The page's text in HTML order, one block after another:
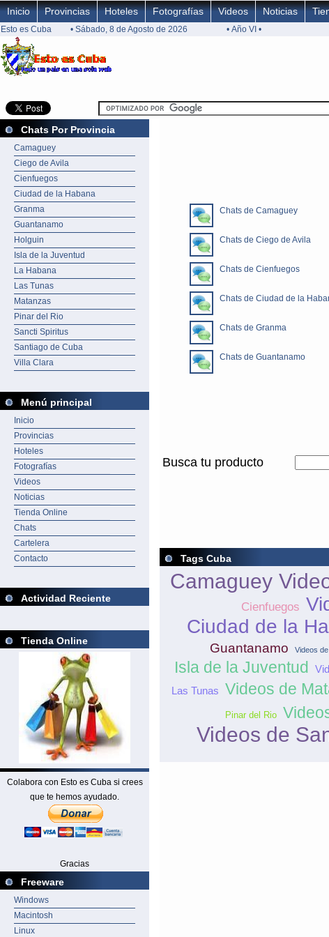
Inicio Provincias Hoteles Fotografías Videos Noticias
Esto es Cuba • Sábado, 8 de Agosto de 2026 • Año VI •
Chats Por Provincia
Camaguey
Ciego de Avila
Cienfuegos
Ciudad de la Habana
Granma
Guantanamo
Holguin
Isla de la Juventud
La Habana
Las Tunas
Matanzas
Pinar del Rio
Sancti Spiritus
Santiago de Cuba
Villa Clara
Menú principal
Inicio
Provincias
Hoteles
Fotografías
Videos
Noticias
Tienda Online
Chats
Cartelera
Contacto
Actividad Reciente
Tienda Online
Colabora con Esto es Cuba si crees
que te hemos ayudado.
Gracias
Freeware
Windows
Macintosh
Linux
Chats de Camaguey
Chats de Ciego de Avila
Chats de Cienfuegos
Chats de Ciudad de la
Chats de Granma
Chats de Guantanamo
Busca tu producto
Tags Cuba
Camaguey
Cienfuegos
Ciudad de la
Guantanamo
Videos
Isla de la Juventud
Las Tunas Videos de
Pinar del Rio
Videos de